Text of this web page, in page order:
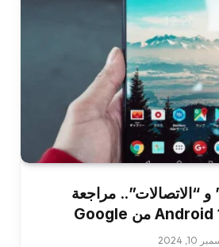
و “الاتصالات”.. مراجعة
10, 2024